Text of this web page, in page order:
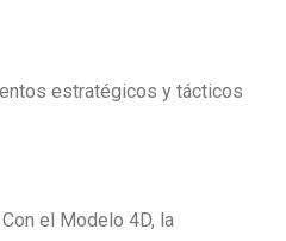
estratégicos y tácticos
Con el Modelo 4D, la